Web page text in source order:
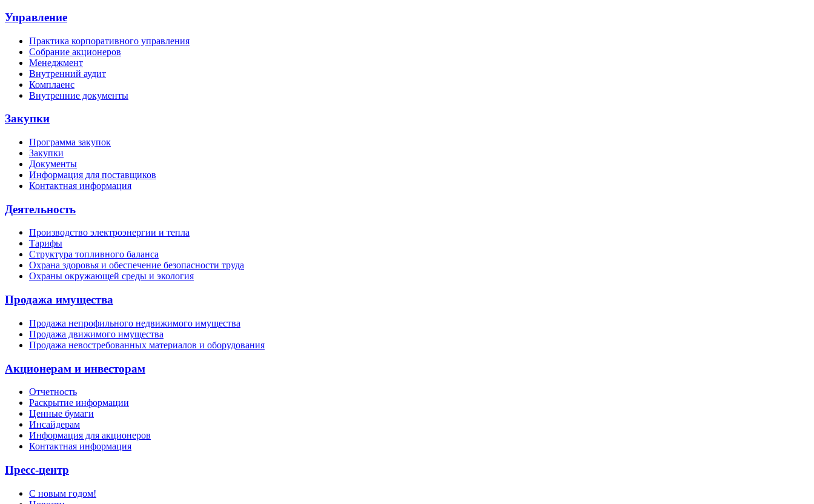
Управление
Практика корпоративного управления
Собрание акционеров
Менеджмент
Внутренний аудит
Комплаенс
Внутренние документы
Закупки
Программа закупок
Закупки
Документы
Информация для поставщиков
Контактная информация
Деятельность
Производство электроэнергии и тепла
Тарифы
Структура топливного баланса
Охрана здоровья и обеспечение безопасности труда
Охраны окружающей среды и экология
Продажа имущества
Продажа непрофильного недвижимого имущества
Продажа движимого имущества
Продажа невостребованных материалов и оборудования
Акционерам и инвесторам
Отчетность
Раскрытие информации
Ценные бумаги
Инсайдерам
Информация для акционеров
Контактная информация
Пресс-центр
С новым годом!